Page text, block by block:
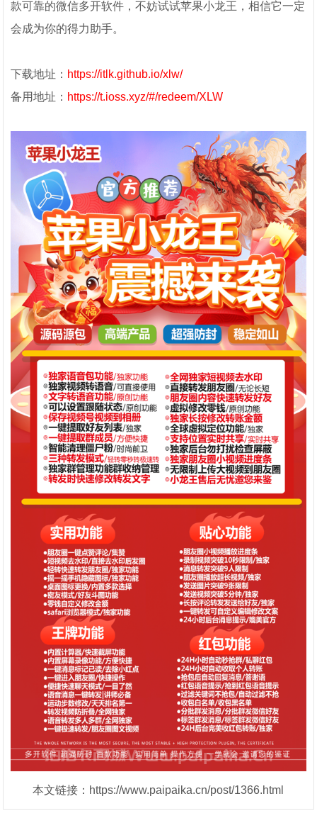
款可靠的微信多开软件，不妨试试苹果小龙王，相信它一定
会成为你的得力助手。
下载地址： https://itlk.github.io/xlw/
备用地址： https://t.ioss.xyz/#/redeem/XLW
本文链接：https://www.paipaika.cn/post/1366.html